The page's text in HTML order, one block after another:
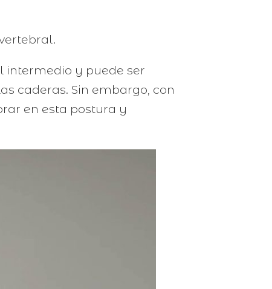
intermedio y puede ser
caderas. Sin embargo, con
en esta postura y